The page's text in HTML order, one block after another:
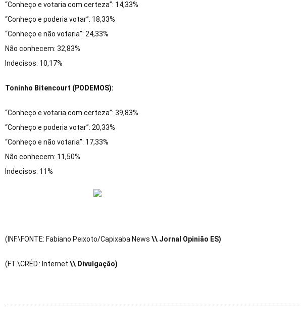
“Conheço e votaria com certeza”: 14,33%
“Conheço e poderia votar”: 18,33%
“Conheço e não votaria”: 24,33%
Não conhecem: 32,83%
Indecisos: 10,17%
Toninho Bitencourt (PODEMOS):
“Conheço e votaria com certeza”: 39,83%
“Conheço e poderia votar”: 20,33%
“Conheço e não votaria”: 17,33%
Não conhecem: 11,50%
Indecisos: 11%
(INF.\FONTE: Fabiano Peixoto/Capixaba News \\ Jornal Opinião ES)
(FT.\CRÉD.: Internet \\ Divulgação)